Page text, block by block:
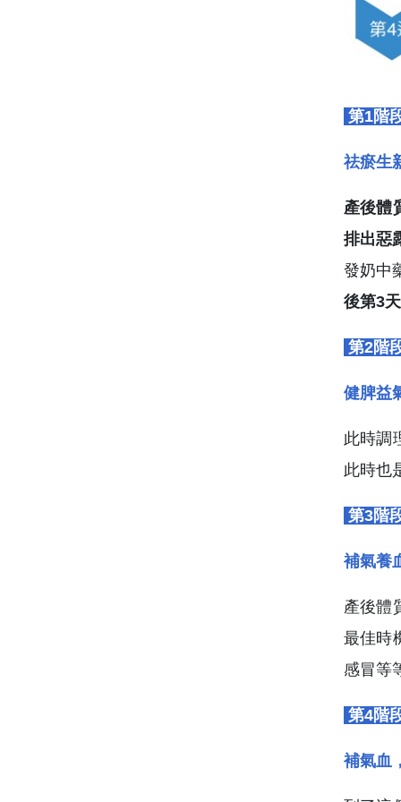
第1階
祛瘀生
產後體
排出惡
發奶中
後第3
第2階
健脾益
此時調
此時也
第3階
補氣養
產後體
最佳時
感冒等
第4階
補氣血